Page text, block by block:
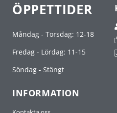
ÖPPETTIDER
Måndag - Torsdag: 12-18
Fredag - Lördag: 11-15
Söndag - Stängt
INFORMATION